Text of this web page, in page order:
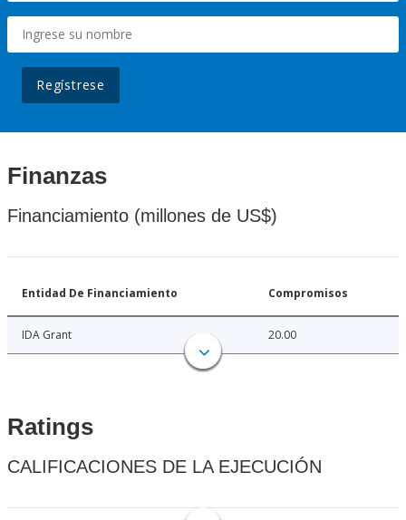
Regístrese
Finanzas
Financiamiento (millones de US$)
Entidad De Financiamiento Compromisos
IDA Grant 20.00
Ratings
CALIFICACIONES DE LA EJECUCIÓN